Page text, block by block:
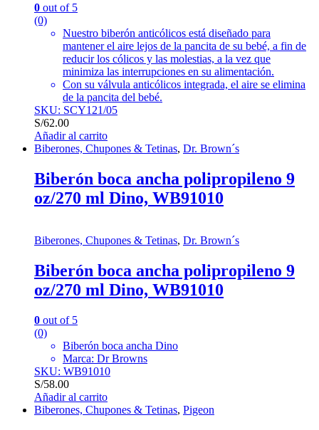
0 out of 5
(0)
Nuestro biberón anticólicos está diseñado para
mantener el aire lejos de la pancita de su bebé, a fin de
reducir los cólicos y las molestias, a la vez que
minimiza las interrupciones en su alimentación.
Con su válvula anticólicos integrada, el aire se elimina
de la pancita del bebé.
SKU: SCY121/05
S/62.00
Añadir al carrito
Biberones, Chupones & Tetinas, Dr. Brown´s
Biberón boca ancha polipropileno 9
oz/270 ml Dino, WB91010
Biberones, Chupones & Tetinas, Dr. Brown´s
Biberón boca ancha polipropileno 9
oz/270 ml Dino, WB91010
0 out of 5
(0)
Biberón boca ancha Dino
Marca: Dr Browns
SKU: WB91010
S/58.00
Añadir al carrito
Biberones, Chupones & Tetinas, Pigeon